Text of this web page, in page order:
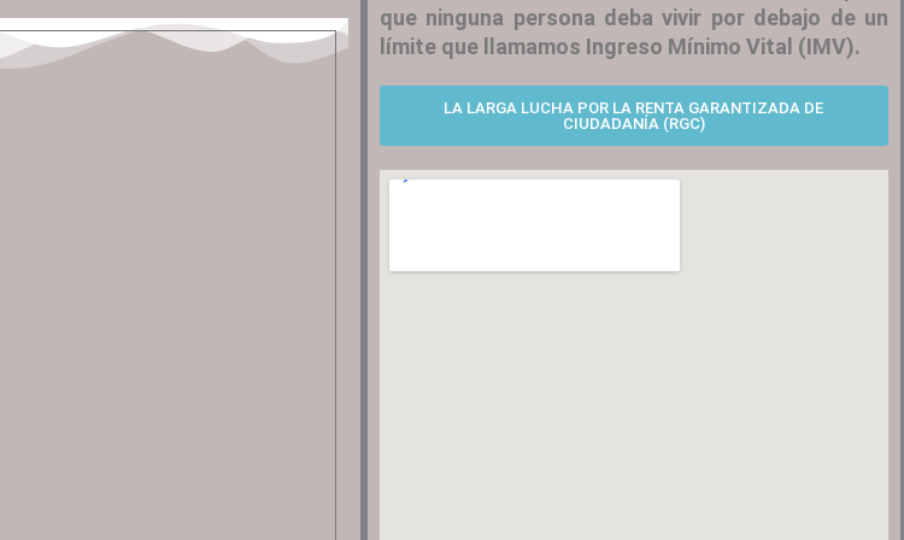
que ninguna persona deba vivir por debajo de un
límite que llamamos Ingreso Mínimo Vital (IMV).
LA LARGA LUCHA POR LA RENTA GARANTIZADA DE
CIUDADANÍA (RGC)